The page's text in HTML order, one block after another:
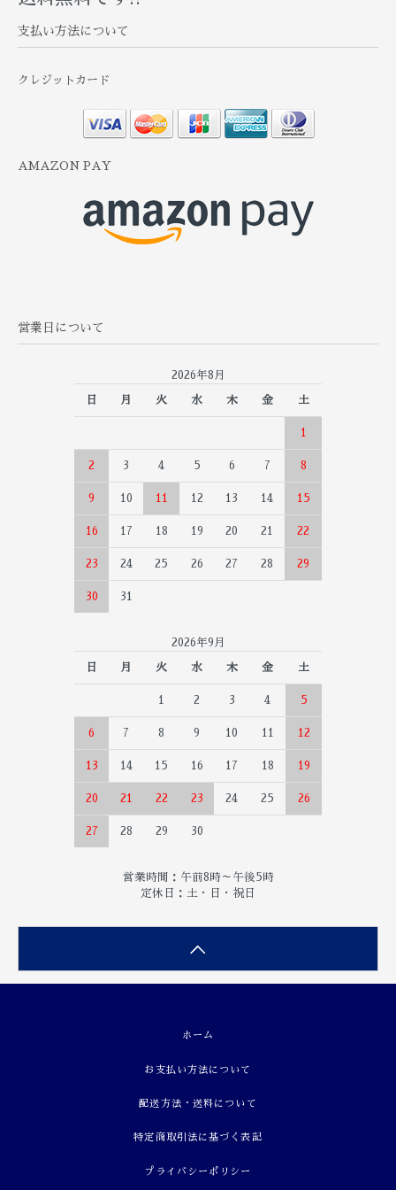
支払い方法について
クレジットカード
AMAZON PAY
営業日について
2026年8月
日 月 火 水 木 金 土
1
2 3 4 5 6 7 8
9 10 11 12 13 14 15
16 17 18 19 20 21 22
23 24 25 26 27 28 29
30 31
2026年9月
日 月 火 水 木 金 土
1 2 3 4 5
6 7 8 9 10 11 12
13 14 15 16 17 18 19
20 21 22 23 24 25 26
27 28 29 30
営業時間：午前8時～午後5時
定休日：土・日・祝日
ホーム
お支払い方法について
配送方法・送料について
特定商取引法に基づく表記
プライバシーポリシー